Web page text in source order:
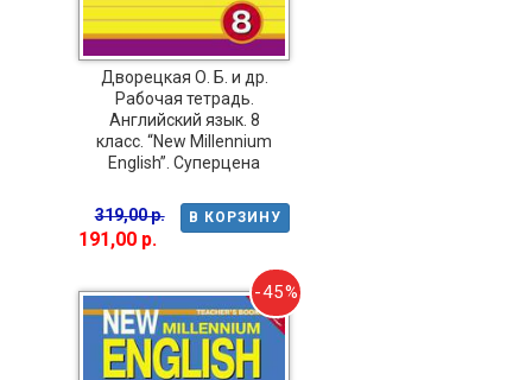
Дворецкая О. Б. и др.
Рабочая тетрадь.
Английский язык. 8
класс. “New Millennium
English”. Суперцена
В КОРЗИНУ
319,00 р.
191,00 р.
-45%